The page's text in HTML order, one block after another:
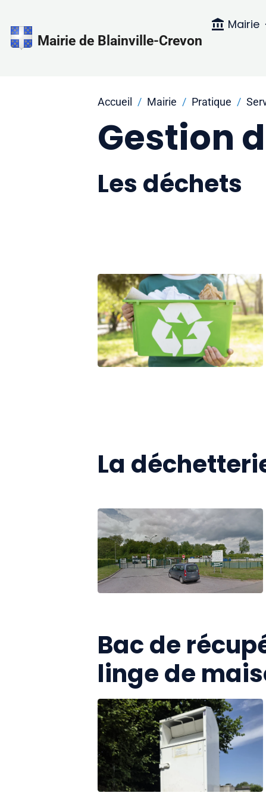
Mairie de Blainville-Crevon
Mairie
Accueil Mairie Pratique
Gestion
Les déchets
La
Bac de
linge de